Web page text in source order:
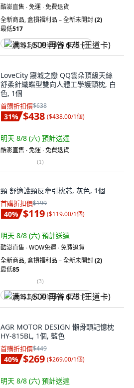
酷澎直售 ∙ 免運 ∙ 免費退貨
全新商品,盒損福利品 – 全新未開封(2)
最低517
满 $1,500 再省 $75 (王道卡)
LoveCity 寢城之戀 QQ雲朵頂級天絲
舒柔針織蝶型雙向人體工學護頸枕, 白
色, 1個
首購折扣價$638
31% $438 ($438.00/1個)
明天 8/8 (六) 預計送達
酷澎直售 ∙ 免運 ∙ 免費退貨
(1)
頸 舒適護頸反牽引枕芯, 灰色, 1個
首購折扣價$199
40% $119 ($119.00/1個)
明天 8/8 (六) 預計送達
酷澎直售 ∙ WOW免運 ∙ 免費退貨
全新商品,盒損福利品 – 全新未開封(2)
最低85
(3)
满 $1,500 再省 $75 (王道卡)
AGR MOTOR DESIGN 懶骨頭記憶枕
HY-815BL, 1個, 藍色
首購折扣價$449
40% $269 ($269.00/1個)
明天 8/8 (六) 預計送達